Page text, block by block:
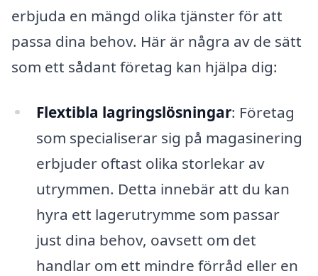
erbjuda en mängd olika tjänster för att
passa dina behov. Här är några av de sätt
som ett sådant företag kan hjälpa dig:
Flextibla lagringslösningar: Företag
som specialiserar sig på magasinering
erbjuder oftast olika storlekar av
utrymmen. Detta innebär att du kan
hyra ett lagerutrymme som passar
just dina behov, oavsett om det
handlar om ett mindre förråd eller en